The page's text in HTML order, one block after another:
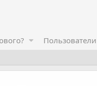
Пользователи